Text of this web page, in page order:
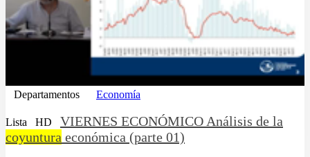
Departamentos Economía
Lista HD
VIERNES ECONÓMICO Análisis de la
coyuntura económica (parte 01)